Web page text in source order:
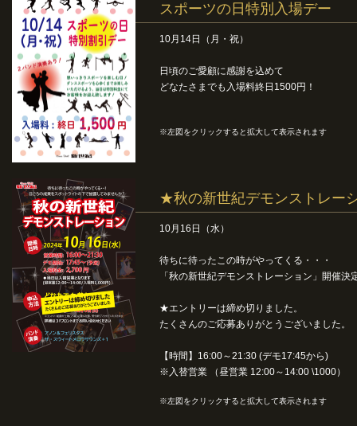
スポーツの日特別入場デー
10月14日（月・祝）
日頃のご愛顧に感謝を込めて
どなたさまでも入場料終日1500円！
※左図をクリックすると拡大して表示されます
★秋の新世紀デモンストレー
10月16日（水）
待ちに待ったこの時がやってくる・・・
「秋の新世紀デモンストレーション」開催決
★エントリーは締め切りました。
たくさんのご応募ありがとうございました。
【時間】16:00～21:30 (デモ17:45から)
※入替営業 （昼営業 12:00～14:00 \1000）
※左図をクリックすると拡大して表示されます